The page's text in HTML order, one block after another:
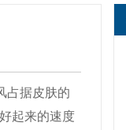
占据皮肤的
起来的速度